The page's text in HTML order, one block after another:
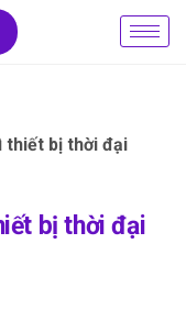
thiết bị thời đại
bị thời đại